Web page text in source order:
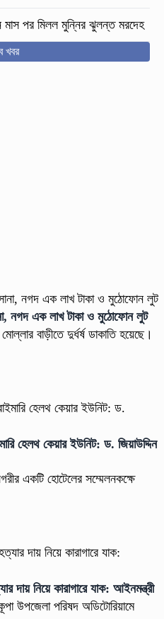
মাস পর মিলল মুন্নির ঝুলন্ত মরদেহ
খবর
নগদ এক লাখ টাকা ও মুঠোফোন লুট
বাড়ীতে দুর্ধর্ষ ডাকাতি হয়েছে।
হেলথ কেয়ার ইউনিট: ড. জিয়াউদ্দিন
একটি হোটেলের সম্মেলনকক্ষে
দায় নিয়ে কারাগারে যাক: আইনমন্ত্রী
উপজেলা পরিষদ অডিটোরিয়ামে